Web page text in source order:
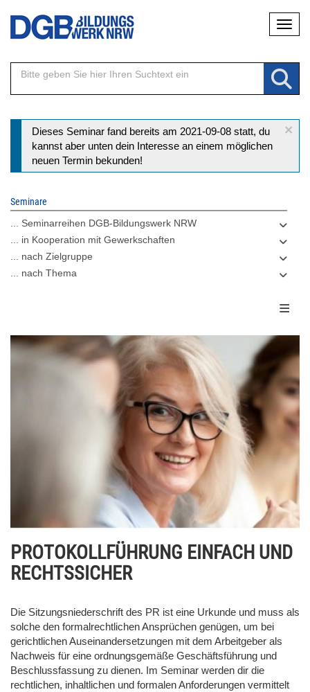
Direkt
Inhalt
×
Statusmeldung
Dieses Seminar fand bereits am 2021-09-08 statt, du
kannst aber unten dein Interesse an einem möglichen
neuen Termin bekunden!
Seminare
... Seminarreihen DGB-Bildungswerk NRW
... in Kooperation mit Gewerkschaften
... nach Zielgruppe
... nach Thema
PROTOKOLLFÜHRUNG EINFACH UND
RECHTSSICHER
Die Sitzungsniederschrift des PR ist eine Urkunde und muss als
solche den formalrechtlichen Ansprüchen genügen, um bei
gerichtlichen Auseinandersetzungen mit dem Arbeitgeber als
Nachweis für eine ordnungsgemäße Geschäftsführung und
Beschlussfassung zu dienen. Im Seminar werden dir die
rechtlichen, inhaltlichen und formalen Anforderungen vermittelt